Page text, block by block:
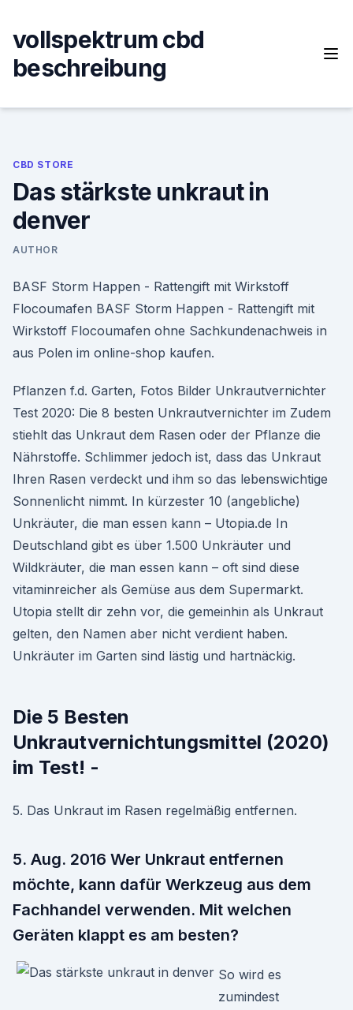
content
vollspektrum cbd
beschreibung
CBD STORE
Das stärkste unkraut in
denver
AUTHOR
BASF Storm Happen - Rattengift mit Wirkstoff
Flocoumafen BASF Storm Happen - Rattengift mit
Wirkstoff Flocoumafen ohne Sachkundenachweis in
aus Polen im online-shop kaufen.
Pflanzen f.d. Garten, Fotos Bilder Unkrautvernichter
Test 2020: Die 8 besten Unkrautvernichter im Zudem
stiehlt das Unkraut dem Rasen oder der Pflanze die
Nährstoffe. Schlimmer jedoch ist, dass das Unkraut
Ihren Rasen verdeckt und ihm so das lebenswichtige
Sonnenlicht nimmt. In kürzester 10 (angebliche)
Unkräuter, die man essen kann – Utopia.de In
Deutschland gibt es über 1.500 Unkräuter und
Wildkräuter, die man essen kann – oft sind diese
vitaminreicher als Gemüse aus dem Supermarkt.
Utopia stellt dir zehn vor, die gemeinhin als Unkraut
gelten, den Namen aber nicht verdient haben.
Unkräuter im Garten sind lästig und hartnäckig.
Die 5 Besten
Unkrautvernichtungsmittel (2020)
im Test! -
5. Das Unkraut im Rasen regelmäßig entfernen.
5. Aug. 2016 Wer Unkraut entfernen
möchte, kann dafür Werkzeug aus dem
Fachhandel verwenden. Mit welchen
Geräten klappt es am besten?
So wird es
zumindest